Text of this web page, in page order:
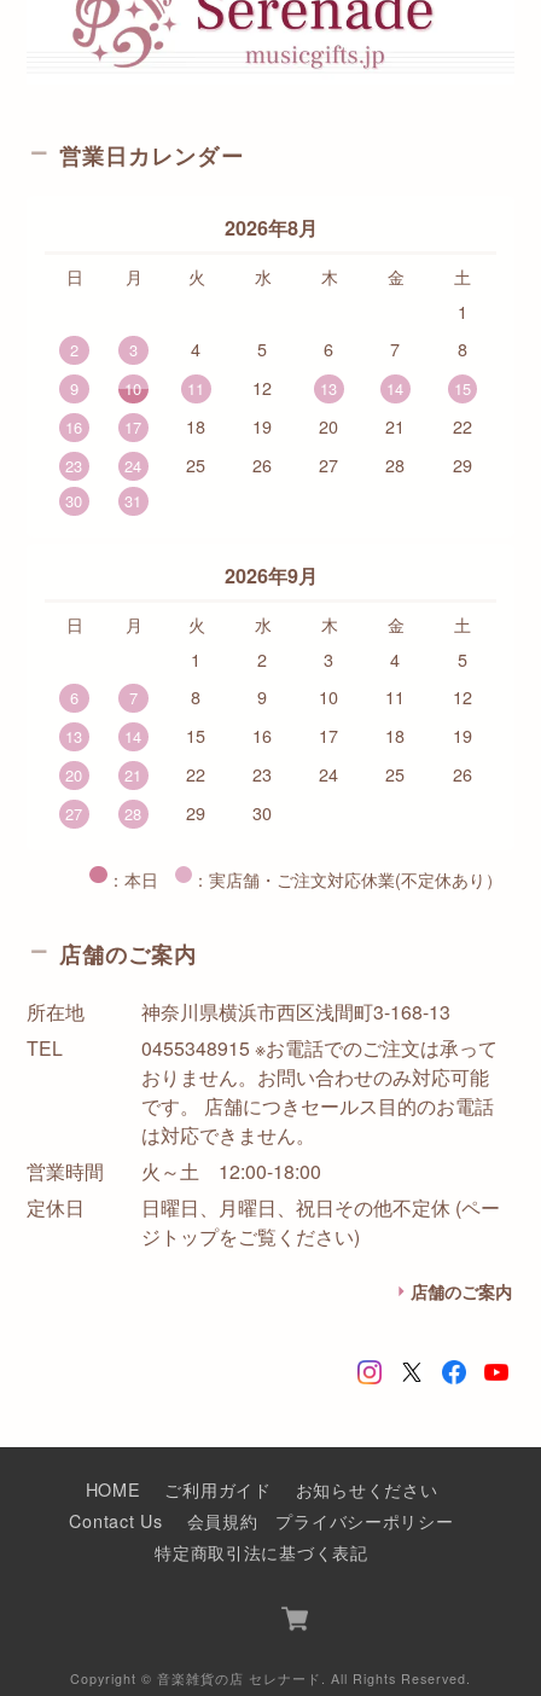
営業日カレンダー
2026年8月
日 月 火 水 木 金
土
1
2 3 4 5 6 7 8
9 10 11 12 13 14
15
16
17 18 19 20 21 22
23 24 25 26 27 28 29
30 31
2026年9月
日 月 火 水 木 金
土
1
2 3 4 5
6 7 8 9 10 11 12
13 14 15 16 17 18 19
20 21 22 23 24 25 26
27 28 29 30
：本日 ：実店舗・ご注文対応休業(不定休あり）
店舗のご案内
所在地
神奈川県横浜市西区浅間町3-168-13
TEL
0455348915 ※お電話でのご注文は承って
おりません。お問い合わせのみ対応可能
です。 店舗につきセールス目的のお電話
は対応できません。
営業時間
火～土 12:00-18:00
定休日
日曜日、月曜日、祝日その他不定休 (ペー
ジトップをご覧ください)
店舗のご案内
HOME ご利用ガイド
お知らせください
Contact Us
会員規約
プライバシーポリシー
特定商取引法に基づく表記
Copyright © 音楽雑貨の店 セレナード. All Rights Reserved.